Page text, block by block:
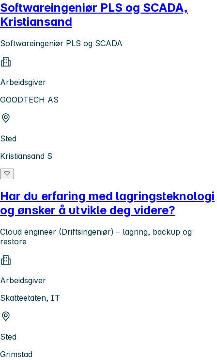
Softwareingeniør PLS og SCADA,
Kristiansand
Softwareingeniør PLS og SCADA
Arbeidsgiver
GOODTECH AS
Sted
Kristiansand S
Har du erfaring med lagringsteknologi
og ønsker å utvikle deg videre?
Cloud engineer (Driftsingeniør) – lagring, backup og
restore
Arbeidsgiver
Skatteetaten, IT
Sted
Grimstad